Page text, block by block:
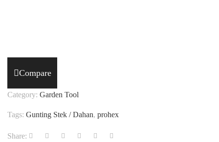
Compare
Category: Garden Tool
Tags: Gunting Stek / Dahan, prohex
Share: